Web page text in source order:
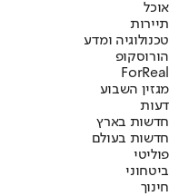
אוכל
תיירות
טכנולוגיה ומדע
הורוסקופ
ForReal
מגזין השבוע
דעות
חדשות בארץ
חדשות בעולם
פוליטי
ביטחוני
חינוך